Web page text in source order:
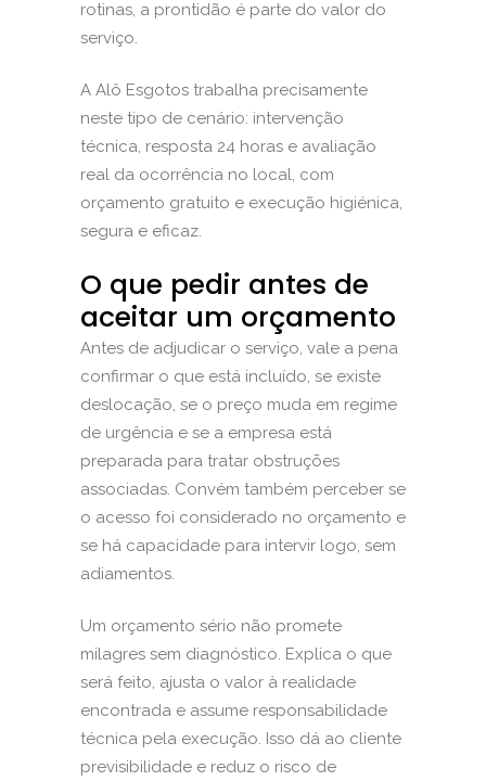
rotinas, a prontidão é parte do valor do
serviço.
A Alô Esgotos trabalha precisamente
neste tipo de cenário: intervenção
técnica, resposta 24 horas e avaliação
real da ocorrência no local, com
orçamento gratuito e execução higiénica,
segura e eficaz.
O que pedir antes de
aceitar um orçamento
Antes de adjudicar o serviço, vale a pena
confirmar o que está incluído, se existe
deslocação, se o preço muda em regime
de urgência e se a empresa está
preparada para tratar obstruções
associadas. Convém também perceber se
o acesso foi considerado no orçamento e
se há capacidade para intervir logo, sem
adiamentos.
Um orçamento sério não promete
milagres sem diagnóstico. Explica o que
será feito, ajusta o valor à realidade
encontrada e assume responsabilidade
técnica pela execução. Isso dá ao cliente
previsibilidade e reduz o risco de